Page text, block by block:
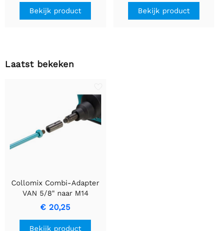
Bekijk product Bekijk product
Laatst bekeken
Collomix Combi-Adapter
VAN 5/8" naar M14
schroefdraad
€ 20,25
Bekijk product